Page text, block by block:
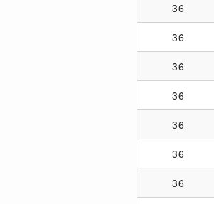
36
36
36
36
36
36
36